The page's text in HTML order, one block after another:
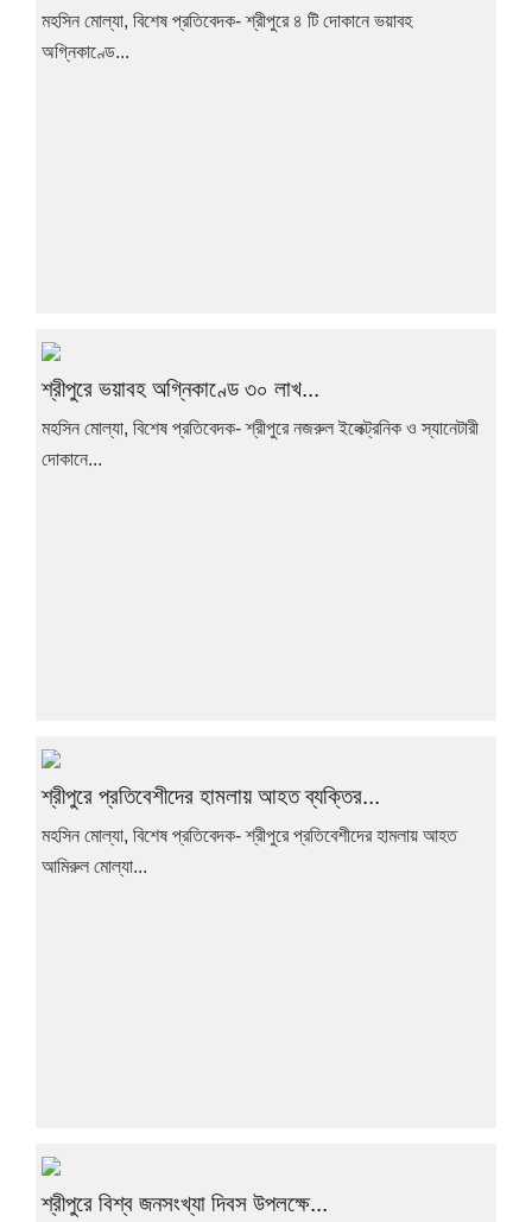
মহসিন মোল্যা, বিশেষ প্রতিবেদক- শ্রীপুরে ৪ টি দোকানে ভয়াবহ
অগ্নিকাণ্ডে...
শ্রীপুরে ভয়াবহ অগ্নিকাণ্ডে ৩০ লাখ...
মহসিন মোল্যা, বিশেষ প্রতিবেদক- শ্রীপুরে নজরুল ইলেক্ট্রনিক ও স্যানেটারী
দোকানে...
শ্রীপুরে প্রতিবেশীদের হামলায় আহত ব্যক্তির...
মহসিন মোল্যা, বিশেষ প্রতিবেদক- শ্রীপুরে প্রতিবেশীদের হামলায় আহত
আমিরুল মোল্যা...
শ্রীপুরে বিশ্ব জনসংখ্যা দিবস উপলক্ষে...